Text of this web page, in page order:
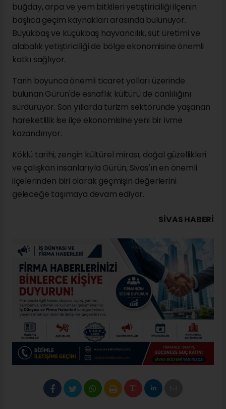
buğday, arpa ve yem bitkileri yetiştiriciliği ilçenin
başlıca geçim kaynakları arasında bulunuyor.
Büyükbaş ve küçükbaş hayvancılık, süt üretimi ve
alabalık yetiştiriciliği de bölge ekonomisine önemli
katkı sağlıyor.
Tarih boyunca önemli ticaret yolları üzerinde
bulunan Gürün'de esnaflık kültürü de canlılığını
sürdürüyor. Son yıllarda turizm sektöründe yaşanan
hareketlilik ise ilçe ekonomisine yeni bir ivme
kazandırıyor.
Köklü tarihi, zengin kültürel mirası, doğal güzellikleri
ve çalışkan insanlarıyla Gürün, Sivas'ın en önemli
ilçelerinden biri olarak geçmişin değerlerini
geleceğe taşımaya devam ediyor.
SIVAS HABERİ